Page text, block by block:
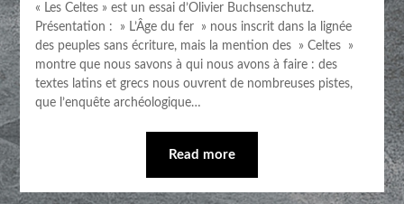
« Les Celtes » est un essai d’Olivier Buchsenschutz.
Présentation : » L’Âge du fer » nous inscrit dans la lignée
des peuples sans écriture, mais la mention des » Celtes »
montre que nous savons à qui nous avons à faire : des
textes latins et grecs nous ouvrent de nombreuses pistes,
que l’enquête archéologique…
Read more